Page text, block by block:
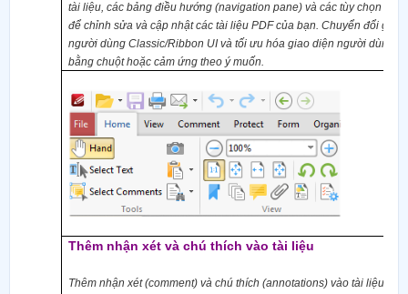
tài liệu, các bảng điều hướng (navigation pane) và các tùy chọn
để chỉnh sửa và cập nhật các tài liệu PDF của bạn. Chuyển đổi giữa
người dùngClassic/Ribbon UI và tối ưu hóa giao diện người dùng
bằng chuột hoặc cảm ứng theo ý muốn.
Thêm nhận xét và chú thích vào tài liệu
Thêm nhận xét(comment) và chú thích (annotations) vào tài liệu ở